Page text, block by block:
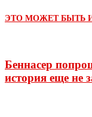
ЭТО МОЖЕТ БЫТЬ
Беннасер
история еще не